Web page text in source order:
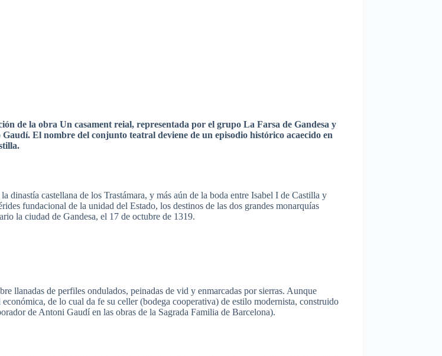
de la obra Un casament reial, representada por el grupo La Farsa de Gandesa y
Gaudí. El nombre del conjunto teatral deviene de un episodio histórico acaecido en
.
la dinastía castellana de los Trastámara, y más aún de la boda entre Isabel I de Castilla y
fundacional de la unidad del Estado, los destinos de las dos grandes monarquías
la ciudad de Gandesa, el 17 de octubre de 1319.
llanadas de perfiles ondulados, peinadas de vid y enmarcadas porsierras. Aunque
económica, de lo cual da fe su celler(bodega cooperativa) de estilo modernista, construido
de Antoni Gaudíen las obras de la Sagrada Familia de Barcelona).